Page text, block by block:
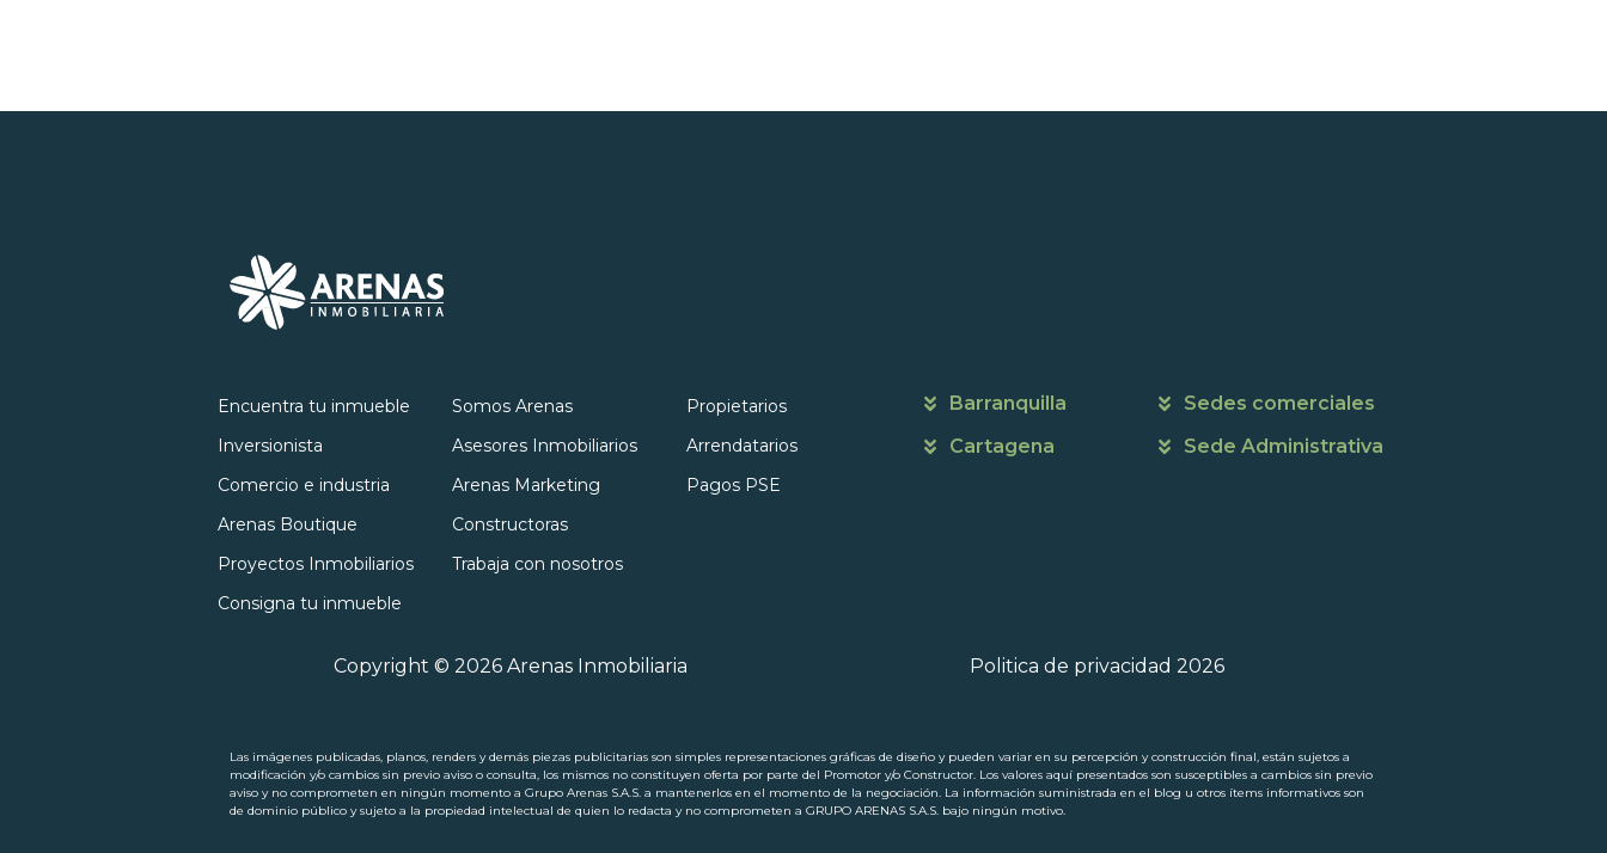
Encuentra tu inmueble
Inversionista
Comercio e industria
Arenas Boutique
Proyectos Inmobiliarios
Consigna tu inmueble
Somos Arenas
Asesores Inmobiliarios
Arenas Marketing
Constructoras
Trabaja con nosotros
Propietarios
Arrendatarios
Pagos PSE
Barranquilla
Cartagena
Sedes comerciales
Sede Administrativa
Copyright © 2026 Arenas Inmobiliaria Politica de privacidad 2026
Las imágenes publicadas, planos, renders y demás piezas publicitarias son simples representaciones gráficas de diseño y pueden variar en su percepción y construcción final, están sujetos a
modificación y/o cambios sin previo aviso o consulta, los mismos no constituyen oferta por parte del Promotor y/o Constructor. Los valores aquí presentados son susceptibles a cambios sin previo
aviso y no comprometen en ningún momento a Grupo Arenas S.A.S. a mantenerlos en el momento de la negociación. La información suministrada en el blog u otros ítems informativos son
de dominio público y sujeto a la propiedad intelectual de quien lo redacta y no comprometen a GRUPO ARENAS S.A.S. bajo ningún motivo.